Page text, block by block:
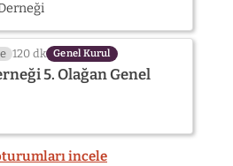
120 dk Genel Kurul
5. Olağan Genel
incele